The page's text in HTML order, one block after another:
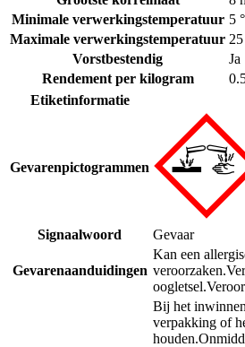
Minimale verwerkingstemperatuur 5
Maximale verwerkingstemperatuur
Vorstbestendig
Ja
Rendement per kilogram
Etiketinformatie
Gevarenpictogrammen
Signaalwoord Gevaar
Gevarenaanduidingen
Kan een
veroorzaken.
oogletsel.
Bij het
verpakking of
houden.